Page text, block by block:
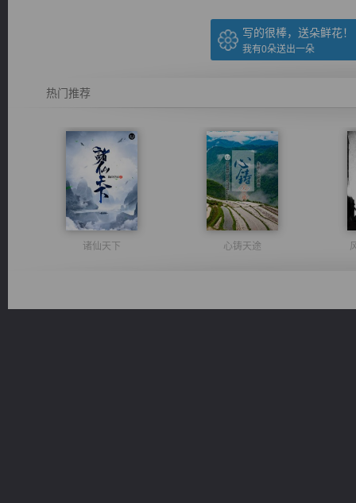
写的很棒，送朵鲜花！
我有0朵送出一朵
热门推荐
诸仙天下 心铸天途